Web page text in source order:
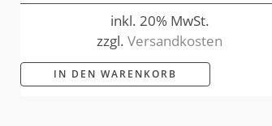
inkl. 20% MwSt.
zzgl.Versandkosten
IN DEN WARENKORB